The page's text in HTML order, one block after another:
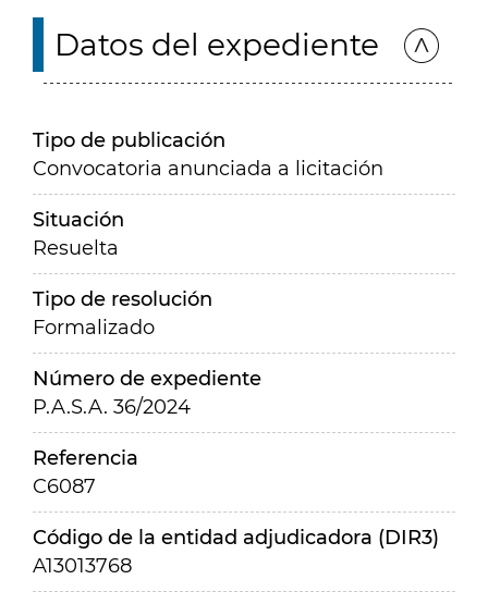
Datos del expediente
Tipo de publicación
Convocatoria anunciada a licitación
Situación
Resuelta
Tipo de resolución
Formalizado
Número de expediente
P.A.S.A. 36/2024
Referencia
C6087
Código de la entidad adjudicadora (DIR3)
A13013768